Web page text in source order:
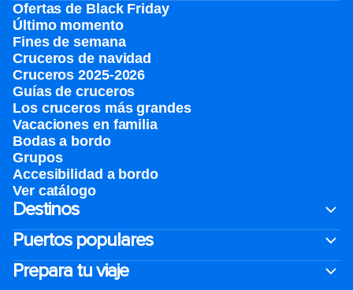
Ofertas de Black Friday
Último momento
Fines de semana
Cruceros de navidad
Cruceros 2025-2026
Guías de cruceros
Los cruceros más grandes
Vacaciones en familia
Bodas a bordo
Grupos
Accesibilidad a bordo
Ver catálogo
Destinos
Puertos populares
Prepara tu viaje